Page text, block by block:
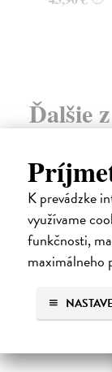
K prevádzke
využívame
funkčnosti,
maximálneho
Ďalšie